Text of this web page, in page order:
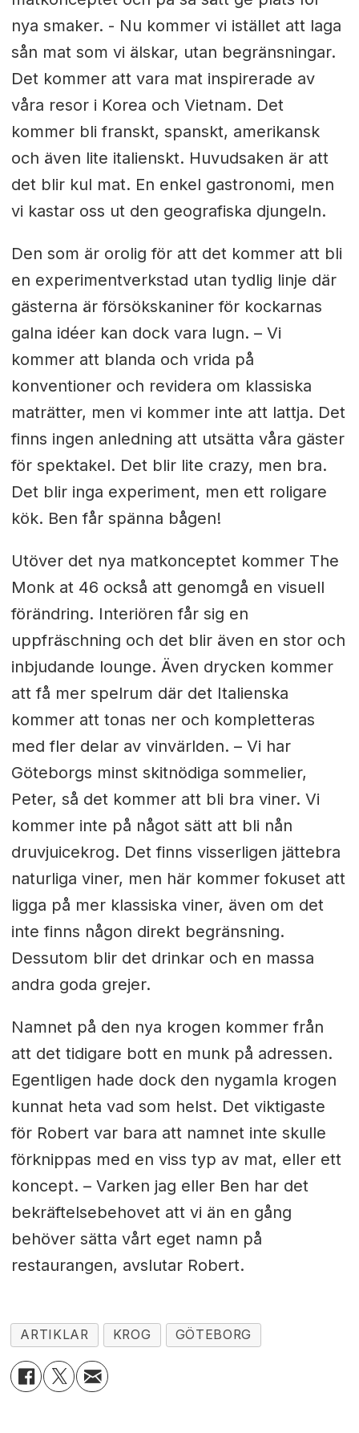
nya smaker. - Nu kommer vi istället att laga
sån mat som vi älskar, utan begränsningar.
Det kommer att vara mat inspirerade av
våra resor i Korea och Vietnam. Det
kommer bli franskt, spanskt, amerikansk
och även lite italienskt. Huvudsaken är att
det blir kul mat. En enkel gastronomi, men
vi kastar oss ut den geografiska djungeln.
Den som är orolig för att det kommer att bli
en experimentverkstad utan tydlig linje där
gästerna är försökskaniner för kockarnas
galna idéer kan dock vara lugn. – Vi
kommer att blanda och vrida på
konventioner och revidera om klassiska
maträtter, men vi kommer inte att lattja. Det
finns ingen anledning att utsätta våra gäster
för spektakel. Det blir lite crazy, men bra.
Det blir inga experiment, men ett roligare
kök. Ben får spänna bågen!
Utöver det nya matkonceptet kommer The
Monk at 46 också att genomgå en visuell
förändring. Interiören får sig en
uppfräschning och det blir även en stor och
inbjudande lounge. Även drycken kommer
att få mer spelrum där det Italienska
kommer att tonas ner och kompletteras
med fler delar av vinvärlden. – Vi har
Göteborgs minst skitnödiga sommelier,
Peter, så det kommer att bli bra viner. Vi
kommer inte på något sätt att bli nån
druvjuicekrog. Det finns visserligen jättebra
naturliga viner, men här kommer fokuset att
ligga på mer klassiska viner, även om det
inte finns någon direkt begränsning.
Dessutom blir det drinkar och en massa
andra goda grejer.
Namnet på den nya krogen kommer från
att det tidigare bott en munk på adressen.
Egentligen hade dock den nygamla krogen
kunnat heta vad som helst. Det viktigaste
för Robert var bara att namnet inte skulle
förknippas med en viss typ av mat, eller ett
koncept. – Varken jag eller Ben har det
bekräftelsebehovet att vi än en gång
behöver sätta vårt eget namn på
restaurangen, avslutar Robert.
ARTIKLAR KROG GÖTEBORG